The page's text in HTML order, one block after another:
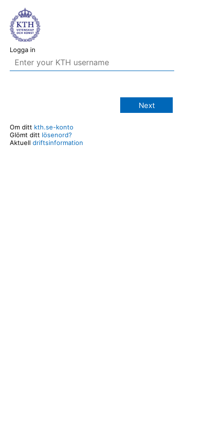
Logga in
Next
Om ditt kth.se-konto
Glömt ditt lösenord?
Aktuell driftsinformation